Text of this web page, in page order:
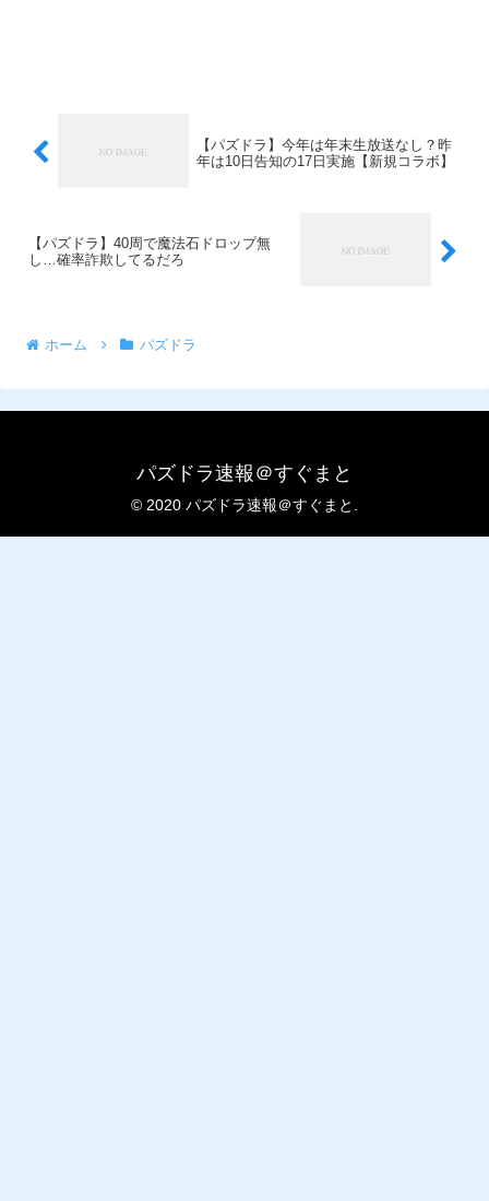
【パズドラ】今年は年末生放送なし？昨
年は10日告知の17日実施【新規コラボ】
【パズドラ】40周で魔法石ドロップ無
し…確率詐欺してるだろ
ホーム パズドラ
パズドラ速報＠すぐまと
© 2020 パズドラ速報＠すぐまと.